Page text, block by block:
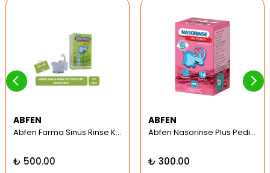
ABFEN
Abfen Farma Sinüs Rinse Kit Pediatrik Hipertonic
₺ 500.00
ABFEN
Abfen Nasorinse Plus Pediatrik Burun Yıkama Kiti
₺ 300.00